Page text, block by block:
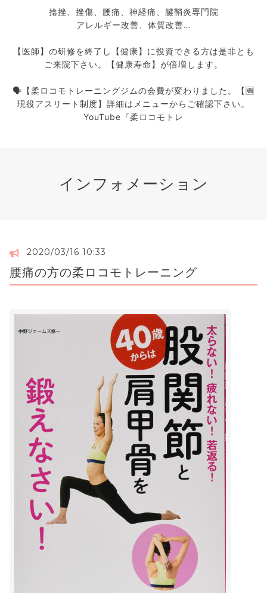
捻挫、挫傷、腰痛、神経痛、腱鞘炎専門院
アレルギー改善、体質改善…
【医師】の研修を終了し【健康】に投資できる方は是非とも
ご来院下さい。【健康寿命】が倍増します。
🗣️【柔ロコモトレーニングジムの会費が変わりました。【🆕
現役アスリート制度】詳細はメニューからご確認下さい。
YouTube『柔ロコモトレ
インフォメーション
2020/03/16 10:33
腰痛の方の柔ロコモトレーニング